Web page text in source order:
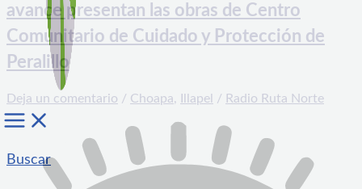
Buscar
avance presentan las obras de Centro
Comunitario de Cuidado y Protección de
Peralillo
Deja un comentario / Choapa, Illapel / Radio Ruta Norte